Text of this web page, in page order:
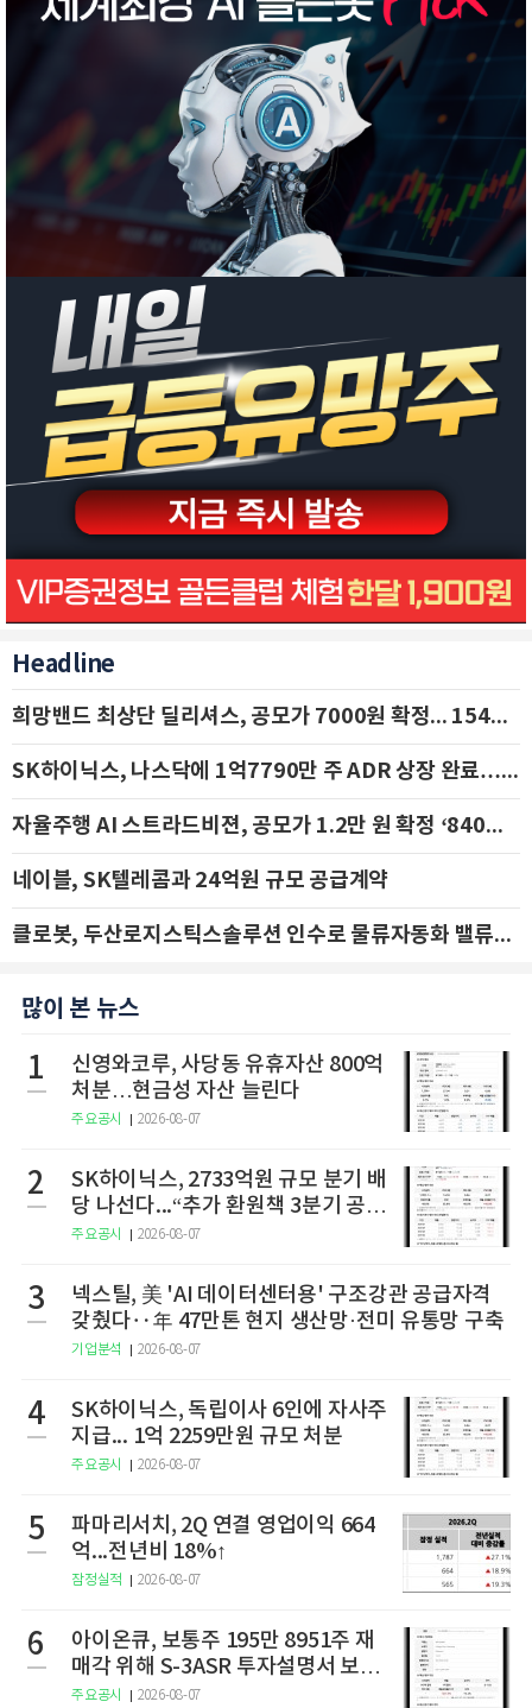
Headline
희망밴드 최상단 딜리셔스, 공모가 7000원 확정... 154억 규모 IPO 돌입
SK하이닉스, 나스닥에 1억7790만 주 ADR 상장 완료…29일 국내 추가 상장
자율주행 AI 스트라드비젼, 공모가 1.2만 원 확정 ‘840억 수혈’
네이블, SK텔레콤과 24억원 규모 공급계약
클로봇, 두산로지스틱스솔루션 인수로 물류자동화 밸류체인 확장 추진 - IBK투자증권
많이 본 뉴스
1
신영와코루, 사당동 유휴자산 800억
처분…현금성 자산 늘린다
주요공시 2026-08-07
2
SK하이닉스, 2733억원 규모 분기 배
당 나선다...“추가 환원책 3분기 공
개”
주요공시 2026-08-07
3
넥스틸, 美 'AI 데이터센터용' 구조강관 공급자격
갖췄다‥年 47만톤 현지 생산망·전미 유통망 구축
기업분석 2026-08-07
4
SK하이닉스, 독립이사 6인에 자사주
지급... 1억 2259만원 규모 처분
주요공시 2026-08-07
5
파마리서치, 2Q 연결 영업이익 664
억...전년비 18%↑
잠정실적 2026-08-07
6
아이온큐, 보통주 195만 8951주 재
매각 위해 S-3ASR 투자설명서 보충
서 제출
주요공시 2026-08-07